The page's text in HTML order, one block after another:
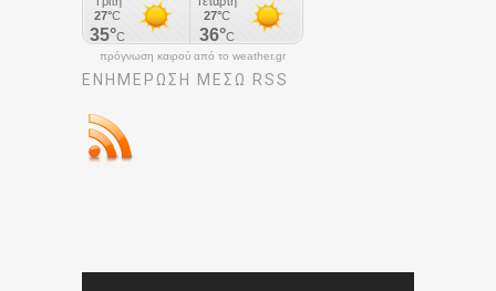
πρόγνωση καιρού από το weather.gr
ΕΝΗΜΈΡΩΣΉ ΜΕΣΩ RSS